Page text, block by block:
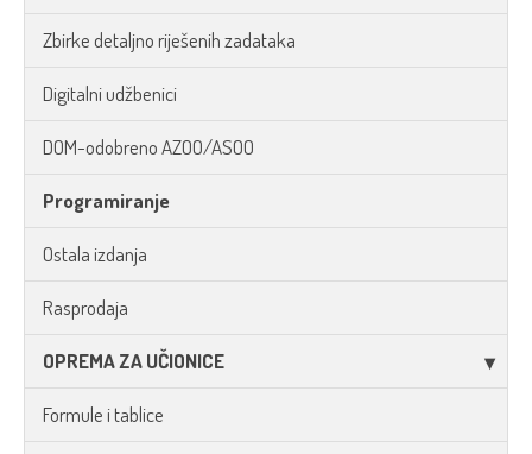
Zbirke detaljno riješenih zadataka
Digitalni udžbenici
DOM-odobreno AZOO/ASOO
Programiranje
Ostala izdanja
Rasprodaja
OPREMA ZA UČIONICE
Formule i tablice